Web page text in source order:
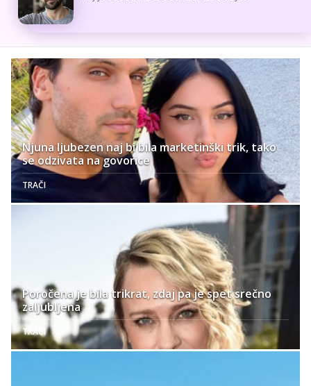
Njuna ljubezen naj bi bila marketinški trik, tako
se odzivata na govorice
TRAČI
Poročena je bila trikrat, zdaj pa je spet srečno
zaljubljena
TRAČI